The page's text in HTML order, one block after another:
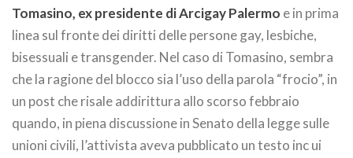
Tomasino, ex presidente di Arcigay Palermo e in prima
linea sul fronte dei diritti delle persone gay, lesbiche,
bisessuali e transgender. Nel caso di Tomasino, sembra
che la ragione del blocco sia l’uso della parola “frocio”, in
un post che risale addirittura allo scorso febbraio
quando, in piena discussione in Senato della legge sulle
unioni civili, l’attivista aveva pubblicato un testo inc ui